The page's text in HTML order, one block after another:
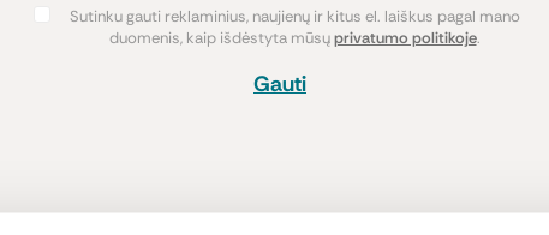
Sutinku gauti reklaminius, naujienų ir kitus el. laiškus pagal mano
duomenis, kaip išdėstyta mūsųprivatumo politikoje.
Gauti